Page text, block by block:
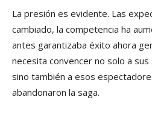
La presión es evidente. Las
cambiado, la competencia ha
antes garantizaba éxito ahora
necesita convencer no solo a
sino también a esos
abandonaron la saga.